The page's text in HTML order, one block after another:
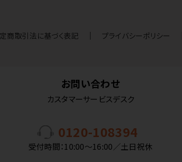
商取引法に基づく表記 プライバシーポリシー
お問い合わせ
カスタマーサービスデスク
0120-108394
受付時間：10:00〜16:00／土日祝休